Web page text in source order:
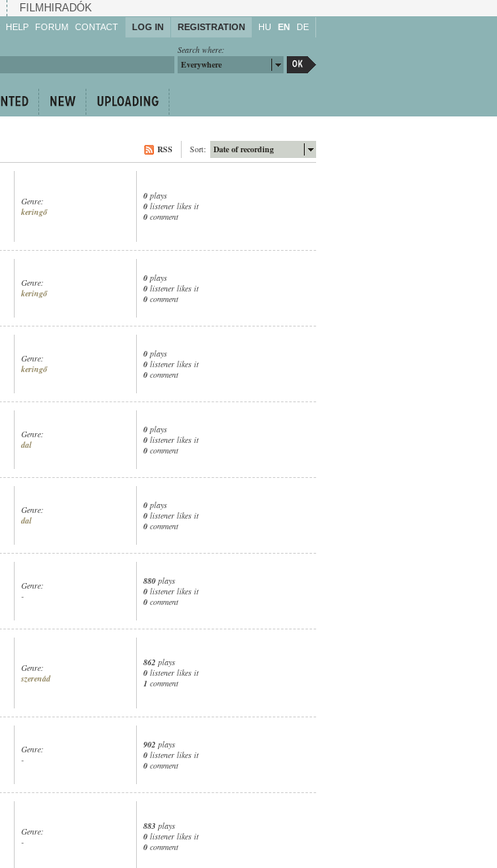
FILMHIRADÓK
HELP
Enrich!
Share!
FORUM CONTACT LOG IN REGISTRATION HU EN DE
Search where:
Everywhere
Date of recording
Sort:
RSS
Genre:
keringő
0 plays
0 listener likes it
0 comment
Genre:
keringő
0 plays
0 listener likes it
0 comment
Genre:
keringő
0 plays
0 listener likes it
0 comment
Genre:
dal
0 plays
0 listener likes it
0 comment
Genre:
dal
0 plays
0 listener likes it
0 comment
Genre:
-
880 plays
0 listener likes it
0 comment
Genre:
szerenád
862 plays
0 listener likes it
1 comment
Genre:
-
902 plays
0 listener likes it
0 comment
Genre:
-
883 plays
0 listener likes it
0 comment